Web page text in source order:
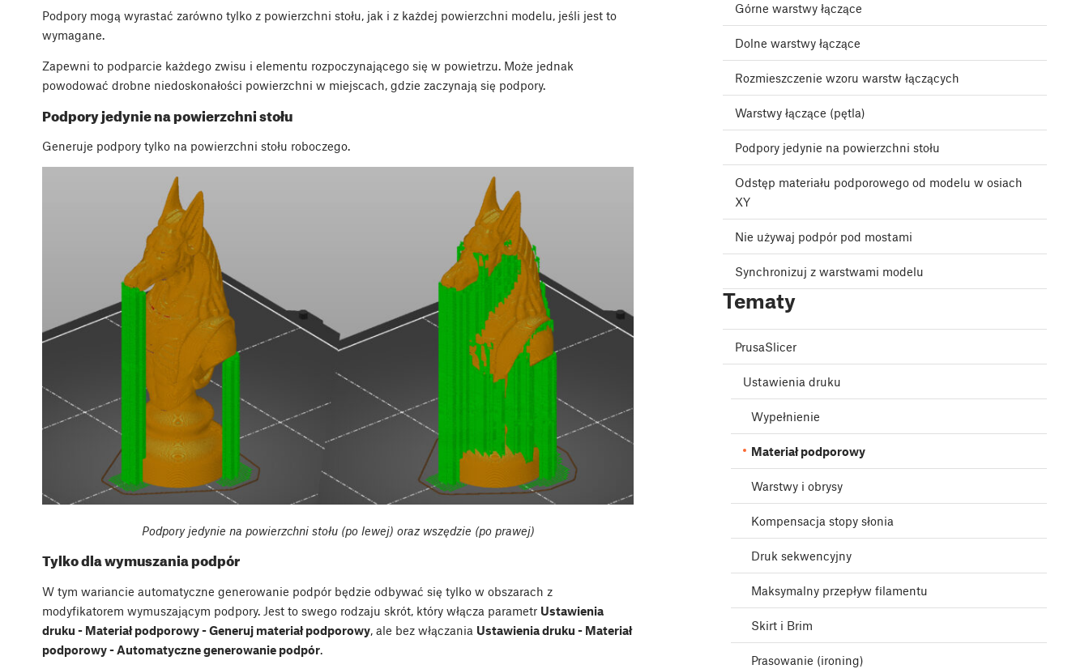
Podpory mogą wyrastać zarówno tylko z powierzchni stołu, jak i z każdej powierzchni modelu, jeśli jest to
wymagane.
Zapewni to podparcie każdego zwisu i elementu rozpoczynającego się w powietrzu. Może jednak
powodować drobne niedoskonałości powierzchni w miejscach, gdzie zaczynają się podpory.
Podpory jedynie na powierzchni stołu
Generuje podpory tylko na powierzchni stołu roboczego.
Podpory jedynie na powierzchni stołu (po lewej) oraz wszędzie (po prawej)
Tylko dla wymuszania podpór
W tym wariancie automatyczne generowanie podpór będzie odbywać się tylko w obszarach z
modyfikatorem wymuszającym podpory. Jest to swego rodzaju skrót, który włącza parametr Ustawienia
druku - Materiał podporowy - Generuj materiał podporowy, ale bez włączania Ustawienia druku - Materiał
podporowy - Automatyczne generowanie podpór.
Górne warstwy łączące
Dolne warstwy łączące
Rozmieszczenie wzoru warstw łączących
Warstwy łączące (pętla)
Podpory jedynie na powierzchni stołu
Odstęp materiału podporowego od modelu w osiach
XY
Nie używaj podpór pod mostami
Synchronizuj z warstwami modelu
Tematy
PrusaSlicer
Ustawienia druku
Wypełnienie
Materiał podporowy
Warstwy i obrysy
Kompensacja stopy słonia
Druk sekwencyjny
Maksymalny przepływ filamentu
Skirt i Brim
Prasowanie (ironing)